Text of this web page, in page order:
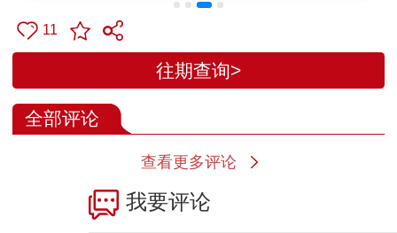
11
往期查询>
全部评论
查看更多评论